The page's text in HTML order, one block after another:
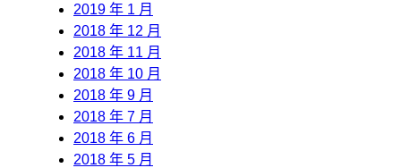
2019 年 1 月
2018 年 12 月
2018 年 11 月
2018 年 10 月
2018 年 9 月
2018 年 7 月
2018 年 6 月
2018 年 5 月